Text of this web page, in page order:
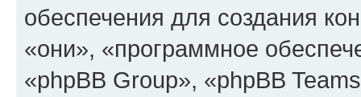
обеспечения для создания
«они», «программное
«phpBB Group», «phpBB